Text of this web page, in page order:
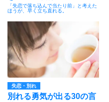
「失恋で落ち込んで当たり前」と考えた
ほうが、早く立ち直れる。
失恋・別れ
別れる勇気が出る30の言